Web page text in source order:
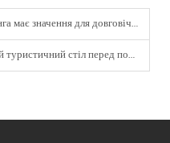
значення для довговічності?
стіл перед покупкою?